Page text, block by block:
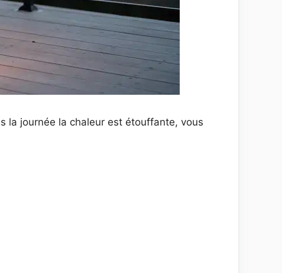
la journée la chaleur est étouffante, vous